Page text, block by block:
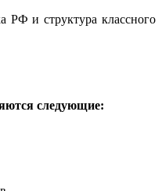
РФ и структура классного
следующие: